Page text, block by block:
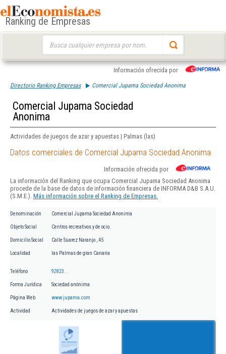
Ranking de Empresas
Información ofrecida por
Directorio Ranking Empresas Comercial Jupama Sociedad Anonima
Comercial Jupama Sociedad
Anonima
Actividades de juegos de azar y apuestas | Palmas (las)
Datos comerciales de Comercial Jupama Sociedad Anonima
Información ofrecida por
La información del Ranking que ocupa Comercial Jupama Sociedad Anonima
procede de la base de datos de información financiera de INFORMA D&B S.A.U.
(S.M.E.). Más información sobre el Ranking de Empresas.
Denominación Comercial Jupama Sociedad Anonima
Objeto Social Centros recreativos y de ocio.
Domicilio Social Calle Suarez Naranjo , 45
Localidad las Palmas de gran Canaria
Teléfono 92823...
Forma Jurídica Sociedad anónima
Página Web www.jupama.com
Actividad Actividades de juegos de azar y apuestas